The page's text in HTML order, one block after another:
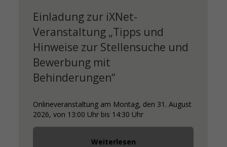
Einladung zur iXNet-
Veranstaltung „Tipps und
Hinweise zur Stellensuche und
Bewerbung mit
Behinderungen“
Onlineveranstaltung am Montag, den 31. August
2026, von 13:00 Uhr bis 14:30 Uhr
Weiterlesen